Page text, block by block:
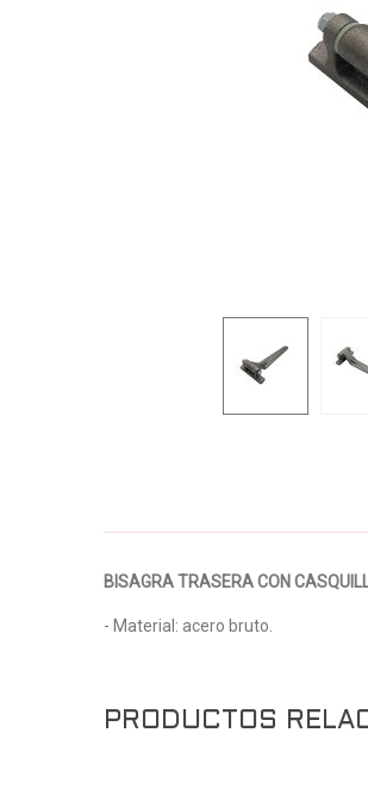
BISAGRA TRASERA CON
- Material: acero bruto.
PRODUCTOS